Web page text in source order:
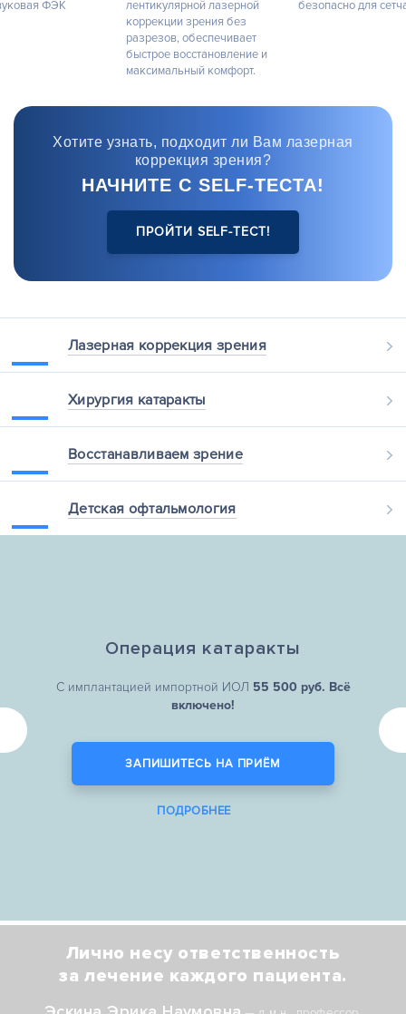
ФЭК
лентикулярной лазерной
коррекции зрения без
разрезов, обеспечивает
быстрое восстановление и
максимальный комфорт.
безопасно для
Хотите узнать, подходит ли Вам лазерная
коррекция зрения?
НАЧНИТЕ С SELF-ТЕСТА!
ПРОЙТИ SELF-ТЕСТ!
Лазерная коррекция зрения
Хирургия катаракты
Восстанавливаемзрение
Детская офтальмология
Операция катаракты
С имплантацией импортной ИОЛ 55 500 руб. Всё
включено!
ЗАПИШИТЕСЬ НА ПРИЁМ
ПОДРОБНЕЕ
Лично несу ответственность
за лечение каждого пациента.